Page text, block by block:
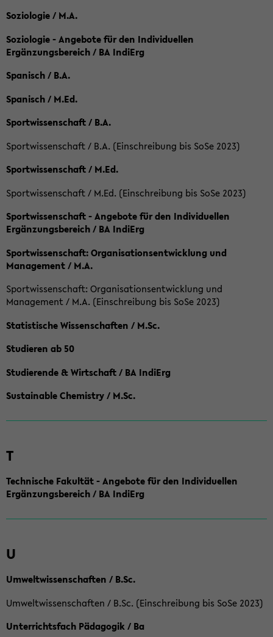
Soziologie / M.A.
Soziologie - Angebote für den Individuellen
Ergänzungsbereich / BA IndiErg
Spanisch / B.A.
Spanisch / M.Ed.
Sportwissenschaft / B.A.
Sportwissenschaft / B.A. (Einschreibung bis SoSe 2023)
Sportwissenschaft / M.Ed.
Sportwissenschaft / M.Ed. (Einschreibung bis SoSe 2023)
Sportwissenschaft - Angebote für den Individuellen
Ergänzungsbereich / BA IndiErg
Sportwissenschaft: Organisationsentwicklung und
Management / M.A.
Sportwissenschaft: Organisationsentwicklung und
Management / M.A. (Einschreibung bis SoSe 2023)
Statistische Wissenschaften / M.Sc.
Studieren ab 50
Studierende & Wirtschaft / BA IndiErg
Sustainable Chemistry / M.Sc.
T
Technische Fakultät - Angebote für den Individuellen
Ergänzungsbereich / BA IndiErg
U
Umweltwissenschaften / B.Sc.
Umweltwissenschaften / B.Sc. (Einschreibung bis SoSe 2023)
Unterrichtsfach Pädagogik / Ba